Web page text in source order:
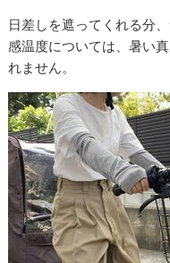
日差しを遮ってくれる分
感温度については、暑い
れません。